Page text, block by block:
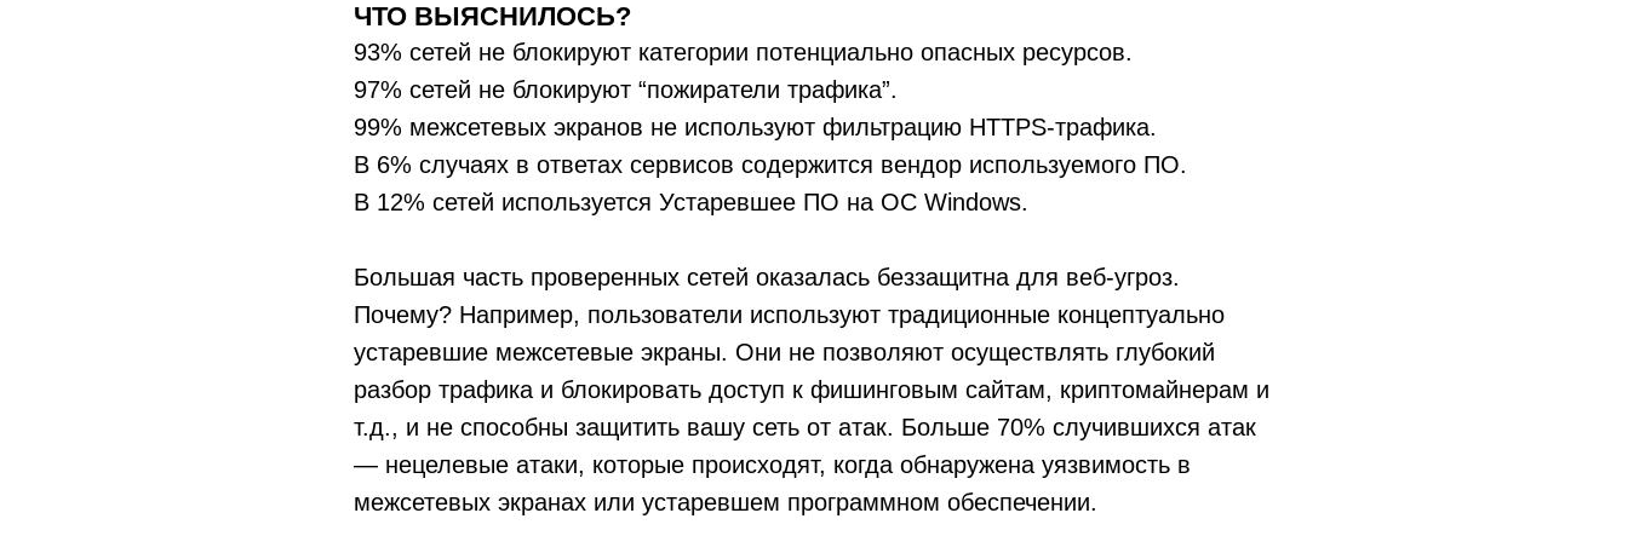
ЧТО ВЫЯСНИЛОСЬ?
93% сетей не блокируют категории потенциально опасных ресурсов.
97% сетей не блокируют “пожиратели трафика”.
99% межсетевых экранов не используют фильтрацию HTTPS-трафика.
В 6% случаях в ответах сервисов содержится вендор используемого ПО.
В 12% сетей используется Устаревшее ПО на ОС Windows.
Большая часть проверенных сетей оказалась беззащитна для веб-угроз.
Почему? Например, пользователи используют традиционные концептуально
устаревшие межсетевые экраны. Они не позволяют осуществлять глубокий
разбор трафика и блокировать доступ к фишинговым сайтам, криптомайнерам и
т.д., и не способны защитить вашу сеть от атак. Больше 70% случившихся атак
— нецелевые атаки, которые происходят, когда обнаружена уязвимость в
межсетевых экранах или устаревшем программном обеспечении.